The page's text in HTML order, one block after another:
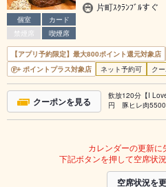
個室
カード
禁煙席
喫煙席
片町ｽｸﾗﾝﾌﾞﾙすぐ
【アプリ予約限定】最大800ポイント還元対象店
ポイントプラス対象店
ネット予約可 ク
クーポンを見る
飲放120分【I
円 豚ヒレ肉
カレンダーの更新に
下記ボタンを押して空席状
空席状況を